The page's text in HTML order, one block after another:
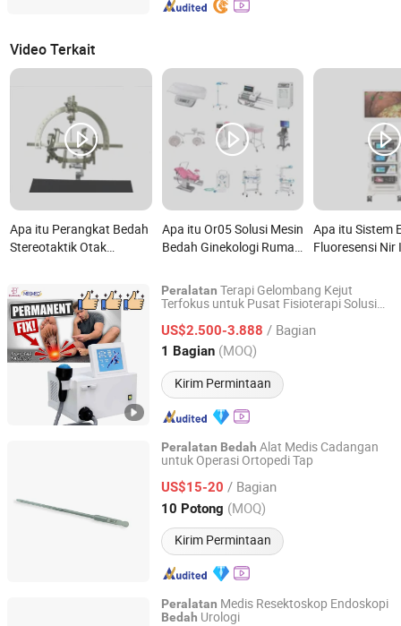
Video Terkait
Apa itu Perangkat Bedah
Stereotaktik Otak
Apa itu Or05 Solusi Mesin
Bedah Ginekologi Rumah
Ginekologi Satu Atap
Perlengkapan dan
Apa itu Sistem
Fluoresensi Nir
Bedah
Laparoskopik
Peralatan Terapi Gelombang Kejut
Terfokus untuk Pusat Fisioterapi Solusi
Punggung Bawah
US$2.500-3.888 / Bagian
1 Bagian (MOQ)
Kirim Permintaan
Guangzhou T&B Beauty Equipment Co., Ltd.
Guangdong, China Harga mulai 2023
Peralatan Bedah Alat Medis Cadangan
untuk Operasi Ortopedi Tap
US$15-20 / Bagian
10 Potong (MOQ)
Kirim Permintaan
CHANGZHOU XIETONG INDUSTRIES CO., LTD.
Jiangsu, China Harga mulai 2022
Peralatan Medis Resektoskop Endoskopi
Bedah Urologi